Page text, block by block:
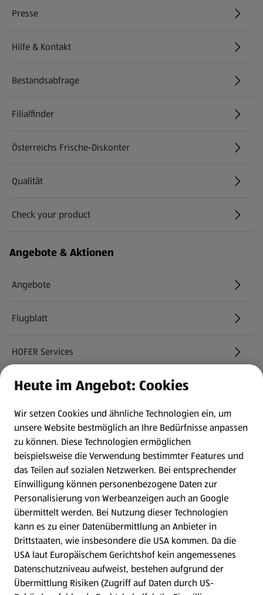
Presse
Hilfe & Kontakt
(öffnet in einem neuen Tab)
Bestandsabfrage
(öffnet in einem neuen Tab)
Filialfinder
Österreichs Frische-Diskonter
Qualität
Check your product
(öffnet in einem neuen Tab)
Angebote & Aktionen
Angebote
Flugblatt
HOFER Services
Newsletter
WhatsApp
Gewinnspiele
Mein HOFER. Meine Einkäufe.
Meine Meinung. Mein HOFER.
Gutscheingroßbestellung
(öffnet in einem neuen Tab)
Folge uns hier:
Heute im Angebot: Cookies
Wir setzen Cookies und ähnliche Technologien ein, um
unsere Website bestmöglich an Ihre Bedürfnisse anpassen
zu können. Diese Technologien ermöglichen
beispielsweise die Verwendung bestimmter Features und
das Teilen auf sozialen Netzwerken. Bei entsprechender
Einwilligung können personenbezogene Daten zur
Personalisierung von Werbeanzeigen auch an Google
übermittelt werden. Bei Nutzung dieser Technologien
kann es zu einer Datenübermittlung an Anbieter in
Drittstaaten, wie insbesondere die USA kommen. Da die
USA laut Europäischem Gerichtshof kein angemessenes
Datenschutzniveau aufweist, bestehen aufgrund der
Übermittlung Risiken (Zugriff auf Daten durch US-